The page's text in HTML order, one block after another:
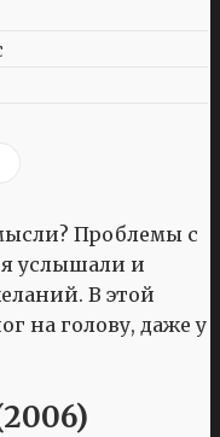
Проблемы с
услышали и
В этой
на голову, даже у